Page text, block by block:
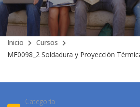
Inicio
Cursos
MF0098_2 Soldadura y Proyección
Categoría